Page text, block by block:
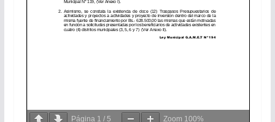
Página 1 / 5 Zoom 100%